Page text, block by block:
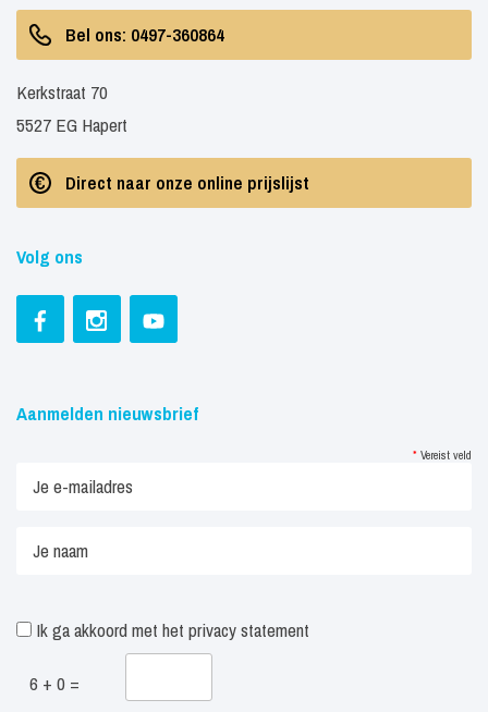
Bel ons: 0497-360864
Kerkstraat 70
5527 EG Hapert
Direct naar onze online prijslijst
Volg ons
Aanmelden nieuwsbrief
* Vereist veld
Ik ga akkoord met het privacy statement
6 + 0 =